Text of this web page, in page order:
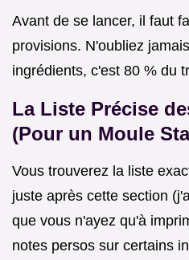
Avant de se lancer, il faut
provisions. N'oubliez
ingrédients, c'est 80 % du
La Liste Précise
(Pour un Moule
Vous trouverez la liste
juste après cette section
que vous n'ayez qu'à
notes persos sur certains